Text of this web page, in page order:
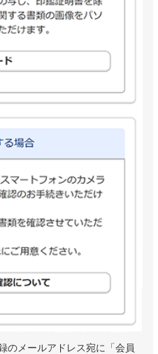
のメールアドレス宛に「会員